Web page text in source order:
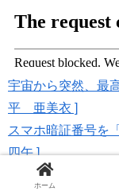
宇宙から突然、最
平 亜美衣 ]
スマホ暗証番号を
四午 ]
1分間の日記で夢
ホーム